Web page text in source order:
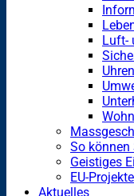
Luft-
So
Geistiges
EU-Projekte
Aktuelles